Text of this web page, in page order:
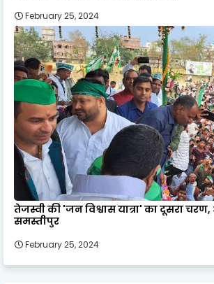
February 25, 2024
तेजस्वी की 'जन विश्वास यात्रा' का दूसरा
समस्तीपुर
February 25, 2024